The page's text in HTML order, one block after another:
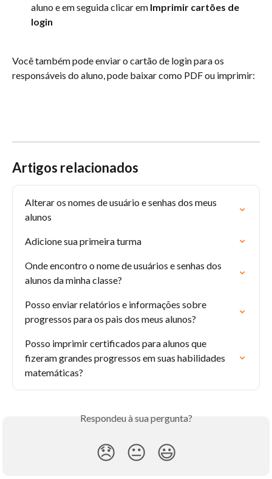
aluno e em seguida clicar em Imprimir cartões de
login
Você também pode enviar o cartão de login para os
responsáveis do aluno, pode baixar como PDF ou imprimir:
Artigos relacionados
Alterar os nomes de usuário e senhas dos meus
alunos
Adicione sua primeira turma
Onde encontro o nome de usuários e senhas dos
alunos da minha classe?
Posso enviar relatórios e informações sobre
progressos para os pais dos meus alunos?
Posso imprimir certificados para alunos que
fizeram grandes progressos em suas habilidades
matemáticas?
Respondeu à sua pergunta?
😞 😐 😃